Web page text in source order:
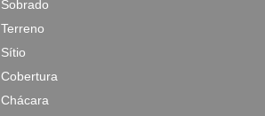
Sobrado
Terreno
Sítio
Cobertura
Chácara